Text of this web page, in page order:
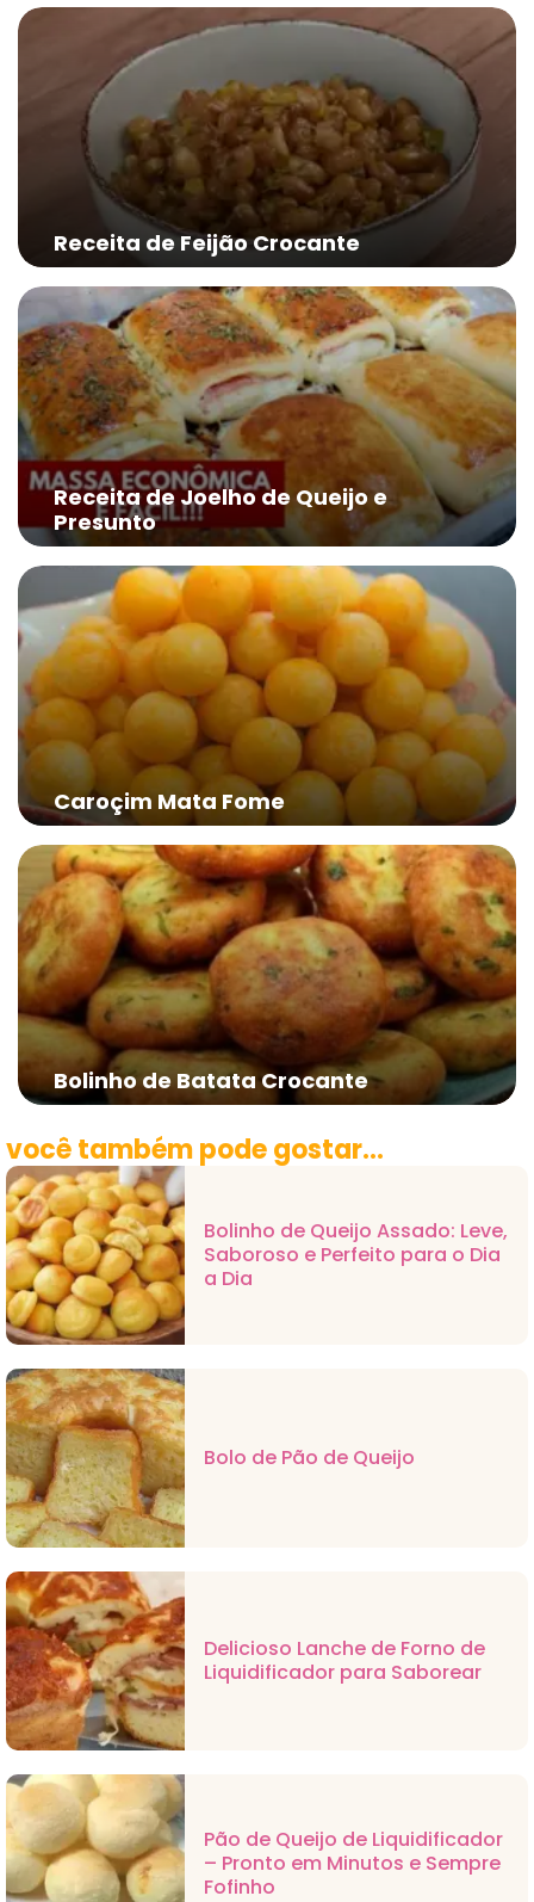
Receita de Feijão Crocante
Receita de Joelho de Queijo e
Presunto
Caroçim Mata Fome
Bolinho de Batata Crocante
você também pode gostar...
Bolinho de Queijo Assado: Leve,
Saboroso e Perfeito para o Dia
a Dia
Bolo de Pão de Queijo
Delicioso Lanche de Forno de
Liquidificador para Saborear
Pão de Queijo de Liquidificador
– Pronto em Minutos e Sempre
Fofinho